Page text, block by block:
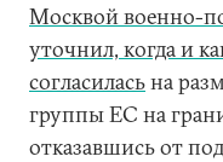
Москвой военно-
уточнил, когда и
согласиласьна
группы ЕС на
отказавшись от